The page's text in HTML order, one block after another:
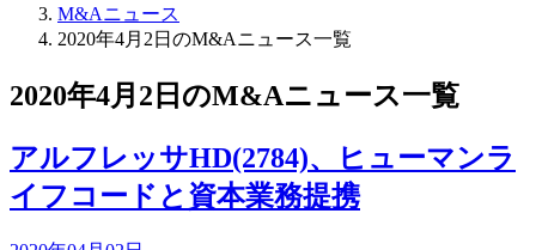
M&Aニュース
2020年4月2日のM&Aニュース一覧
2020年4月2日のM&Aニュース一覧
アルフレッサHD(2784)、ヒューマンラ
イフコードと資本業務提携